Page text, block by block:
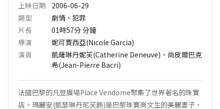
上映日期
2006-06-29
類型
劇情、犯罪
片長
01時57分分鐘
導演
妮可賈西亞(Nicole Garcia)
演員
凱薩琳丹妮芙(Catherine Deneuve)、尚皮爾巴克
希(Jean-Pierre Bacri)
法國巴黎的凡登廣場Place Vendome聚集了世界著名的珠寶
店。瑪麗安(凱瑟琳丹尼芙飾)是巴黎珠寶商文生的美麗妻子，